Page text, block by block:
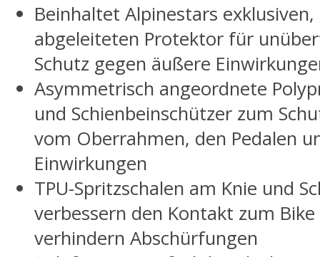
Beinhaltet Alpinestars
abgeleiteten Protektor für
Schutz gegen äußere
Asymmetrisch angeordnete
und Schienbeinschützer zum
vom Oberrahmen, den Pedalen
Einwirkungen
TPU-Spritzschalen am Knie und
verbessern den Kontakt zum
verhindern Abschürfungen